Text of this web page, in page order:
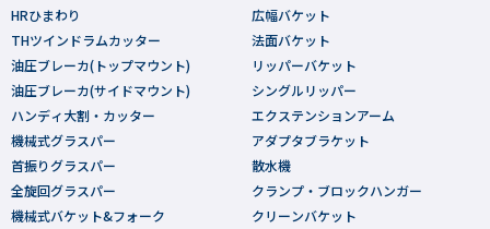
HRひまわり
THツインドラムカッター
油圧ブレーカ(トップマウント)
油圧ブレーカ(サイドマウント)
ハンディ大割・カッター
機械式グラスパー
首振りグラスパー
全旋回グラスパー
機械式バケット&フォーク
広幅バケット
法面バケット
リッパーバケット
シングルリッパー
エクステンションアーム
アダプタブラケット
散水機
クランプ・ブロックハンガー
クリーンバケット